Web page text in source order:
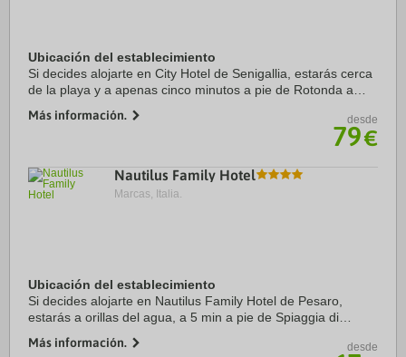
Ubicación del establecimiento
Si decides alojarte en City Hotel de Senigallia, estarás cerca
de la playa y a apenas cinco minutos a pie de Rotonda a
encuentra a 1,2 km de ...
Más información. desde
79€
Nautilus Family Hotel
Marcas, Italia.
Ubicación del establecimiento
Si decides alojarte en Nautilus Family Hotel de Pesaro,
estarás a orillas del agua, a 5 min a pie de Spiaggia di
se encuentra a 1,5 km de Rocca ...
Más información. desde